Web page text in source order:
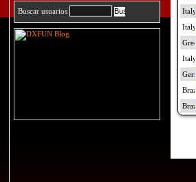
Buscar usuarios